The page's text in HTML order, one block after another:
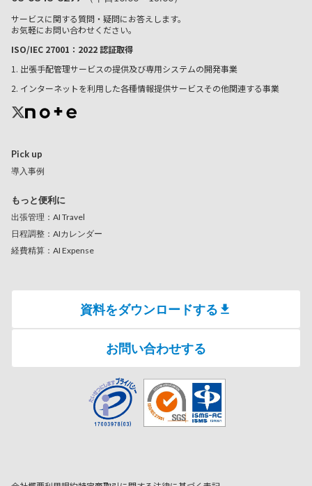
サービスに関する質問・疑問にお答えします。
お気軽にお問い合わせください。
ISO/IEC 27001：2022 認証取得
1. 出張手配管理サービスの提供及び専用システムの開発事業
2. インターネットを利用した各種情報提供サービスその他関連する事業
Pick up
導入事例
もっと便利に
出張管理：AI Travel
日程調整：AIカレンダー
経費精算：AI Expense
資料をダウンロードする
お問い合わせする